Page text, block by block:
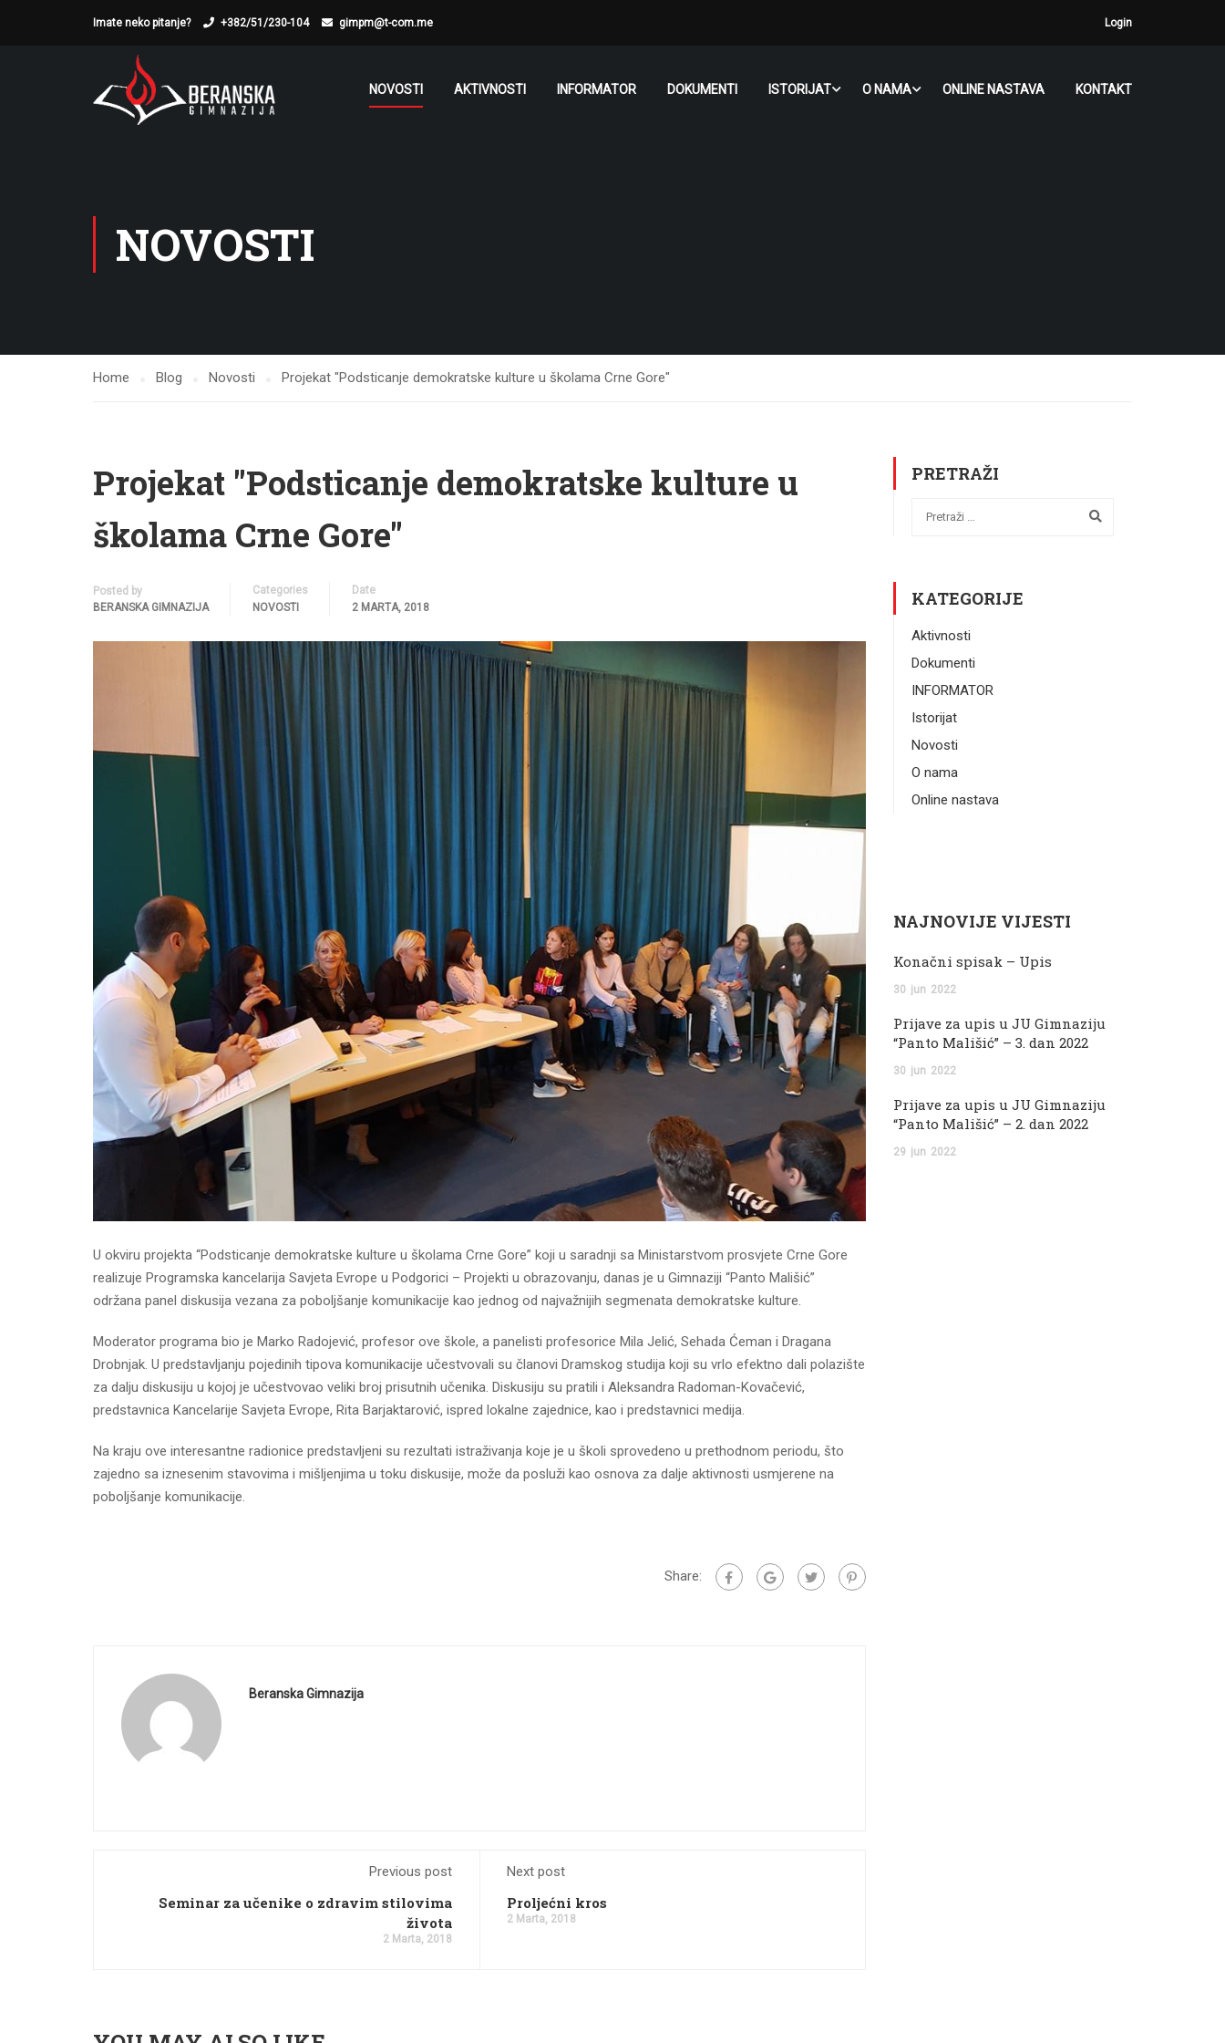
Imate neko pitanje? +382/51/230-104 gimpm@t-com.me Login
NOVOSTI AKTIVNOSTI INFORMATOR DOKUMENTI ISTORIJAT O NAMA ONLINE NASTAVA KONTAKT
NOVOSTI
Home Blog Novosti Projekat "Podsticanje demokratske kulture u školama Crne Gore"
Projekat "Podsticanje demokratske kulture u
školama Crne Gore"
Posted by
BERANSKA GIMNAZIJA
Categories
NOVOSTI
Date
2 MARTA, 2018
U okviru projekta “Podsticanje demokratske kulture u školama Crne Gore” koji u saradnji sa Ministarstvom prosvjete Crne Gore
realizuje Programska kancelarija Savjeta Evrope u Podgorici – Projekti u obrazovanju, danas je u Gimnaziji “Panto Mališić”
održana panel diskusija vezana za poboljšanje komunikacije kao jednog od najvažnijih segmenata demokratske kulture.
Moderator programa bio je Marko Radojević, profesor ove škole, a panelisti profesorice Mila Jelić, Sehada Ćeman i Dragana
Drobnjak. U predstavljanju pojedinih tipova komunikacije učestvovali su članovi Dramskog studija koji su vrlo efektno dali polazište
za dalju diskusiju u kojoj je učestvovao veliki broj prisutnih učenika. Diskusiju su pratili i Aleksandra Radoman-Kovačević,
predstavnica Kancelarije Savjeta Evrope, Rita Barjaktarović, ispred lokalne zajednice, kao i predstavnici medija.
Na kraju ove interesantne radionice predstavljeni su rezultati istraživanja koje je u školi sprovedeno u prethodnom periodu, što
zajedno sa iznesenim stavovima i mišljenjima u toku diskusije, može da posluži kao osnova za dalje aktivnosti usmjerene na
poboljšanje komunikacije.
Share:
Beranska Gimnazija
Previous post
Seminar za učenike o zdravim stilovima
života
2 Marta, 2018
Next post
Proljećni kros
2 Marta, 2018
PRETRAŽI
KATEGORIJE
Aktivnosti
Dokumenti
INFORMATOR
Istorijat
Novosti
O nama
Online nastava
NAJNOVIJE VIJESTI
Konačni spisak – Upis
30 jun 2022
Prijave za upis u JU Gimnaziju
“Panto Mališić” – 3. dan 2022
30 jun 2022
Prijave za upis u JU Gimnaziju
“Panto Mališić” – 2. dan 2022
29 jun 2022